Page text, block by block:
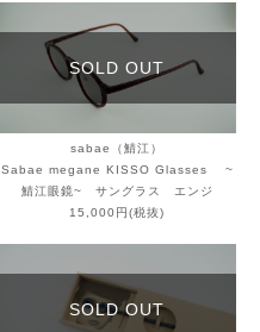
SOLD OUT
sabae（鯖江）
Sabae megane KISSO Glasses ~
鯖江眼鏡~ サングラス エンジ
15,000円(税抜)
SOLD OUT